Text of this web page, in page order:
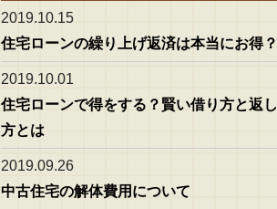
2019.10.15
住宅ローンの繰り上げ返済は本当にお得？
2019.10.01
住宅ローンで得をする？賢い借り方と返し
方とは
2019.09.26
中古住宅の解体費用について